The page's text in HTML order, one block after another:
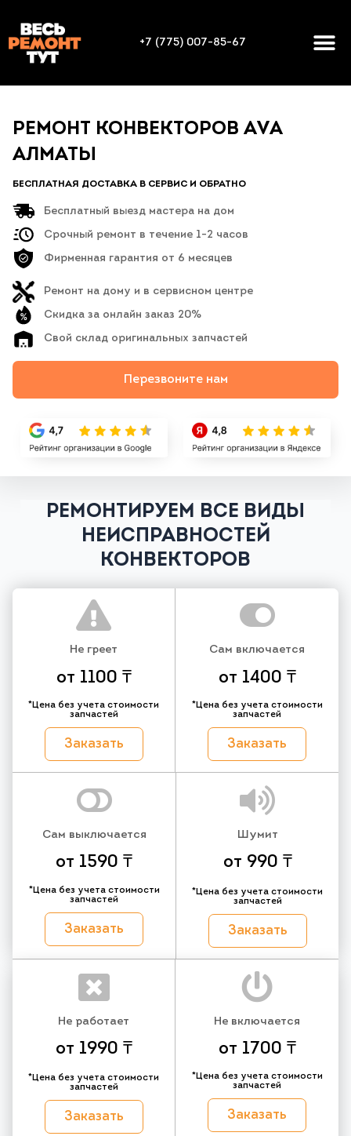
+7 (775) 007-85-67
РЕМОНТ КОНВЕКТОРОВ AVA
АЛМАТЫ
БЕСПЛАТНАЯ ДОСТАВКА В СЕРВИС И ОБРАТНО
Бесплатный выезд мастера на дом
Срочный ремонт в течение 1-2 часов
Фирменная гарантия от 6 месяцев
Ремонт на дому и в сервисном центре
Скидка за онлайн заказ 20%
Свой склад оригинальных запчастей
Перезвоните нам
РЕМОНТИРУЕМ ВСЕ ВИДЫ
НЕИСПРАВНОСТЕЙ
КОНВЕКТОРОВ
Не греет
от 1100 ₸
*Цена без учета стоимости
запчастей
Заказать
Сам включается
от 1400 ₸
*Цена без учета стоимости
запчастей
Заказать
Сам выключается
от 1590 ₸
*Цена без учета стоимости
запчастей
Заказать
Шумит
от 990 ₸
*Цена без учета стоимости
запчастей
Заказать
Не работает
от 1990 ₸
*Цена без учета стоимости
запчастей
Заказать
Не включается
от 1700 ₸
*Цена без учета стоимости
запчастей
Заказать